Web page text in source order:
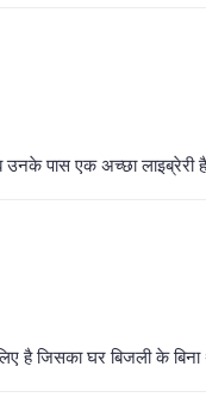
पास एक अच्छा लाइब्रेरी
जिसका घर बिजली के बिना